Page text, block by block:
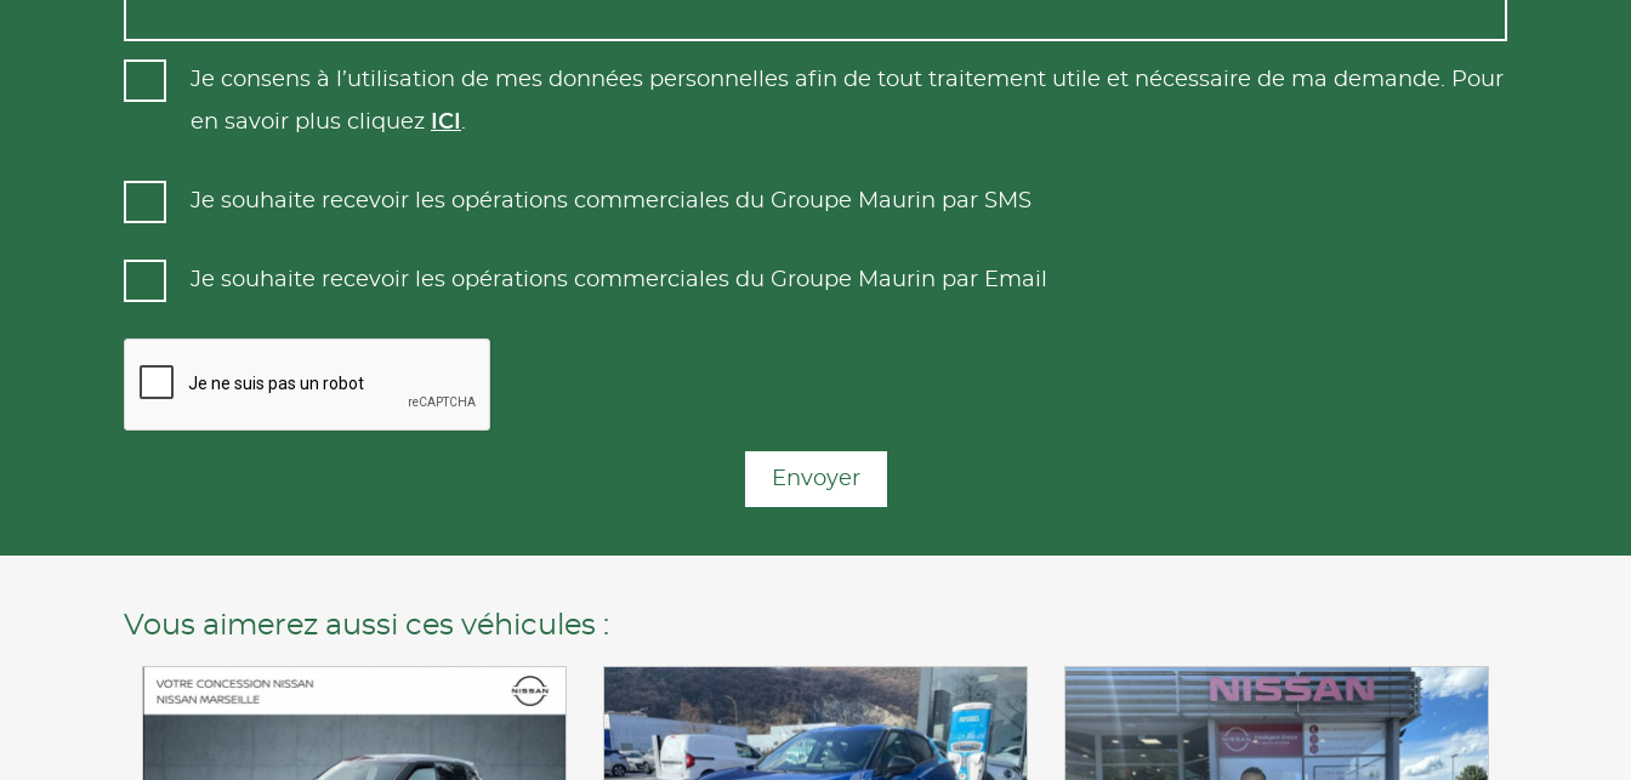
Je consens à l’utilisation de mes données personnelles afin de tout traitement utile et nécessaire de ma demande. Pour
en savoir plus cliquez
ICI .
Je souhaite recevoir les opérations commerciales du Groupe Maurin par SMS
Je souhaite recevoir les opérations commerciales du Groupe Maurin par Email
Envoyer
Vous aimerez aussi ces véhicules :